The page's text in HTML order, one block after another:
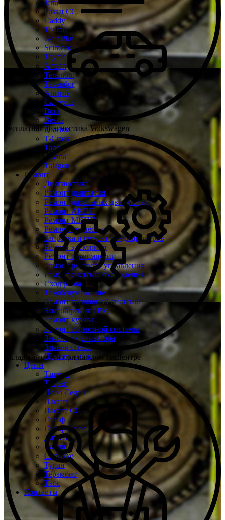
Jetta
Passat CC
Caddy
Touran
Golf Plus
Scirocco
Tayron
Arteon
Teramont
Tavendor
Amarok
Caravelle
Bora
Beetle
Phaeton
T-Cross
Taos
Lavida
Talagon
Ремонт
Диагностика
Ремонт двигателя
Ремонт дизельных двигателей
Ремонт АКПП
Ремонт МКПП
Ремонт подвески
Заправка и ремонт кондиционеров
Ремонт электрики
Ремонт трансмиссии
Ремонт рулевого управления
Ремонт системы охлаждения
Сход развал
Техобслуживание
Ремонт топливной системы
Замена ремня ГРМ
Ремонт кузова
Ремонт тормозной системы
Замена катализатора
Замена стекол
Шиномонтаж
Цены
Тигуан
Туарег
Поло Седан
Пассат
Пассат СС
Гольф
Гольф Плюс
Джетта
Кадди
Сирокко
Туран
Терамонт
Таос
Контакты
Бесплатная диагностика Volkswagen
Склад запчастей при каждом техцентре